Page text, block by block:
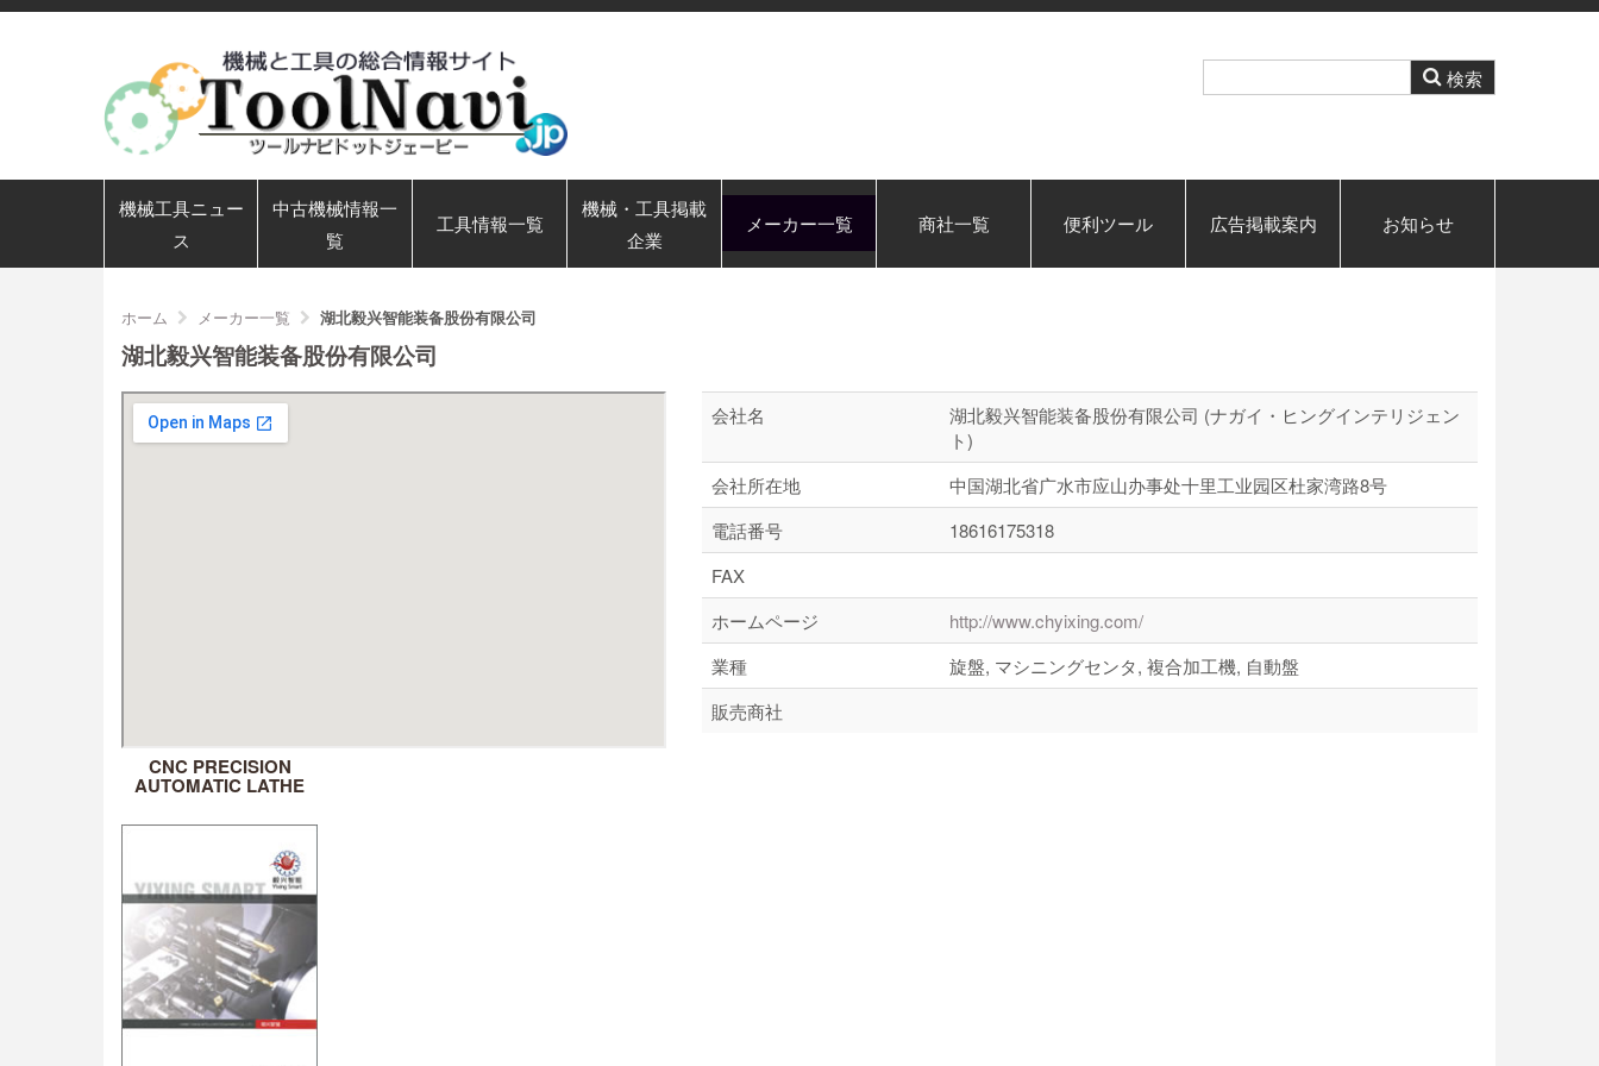
機械工具ニュー
ス
中古機械情報一
覧
工具情報一覧
機械・工具掲載
企業
メーカー一覧 商社一覧 便利ツール 広告掲載案内 お知らせ
ホーム メーカー一覧 湖北毅兴智能装备股份有限公司
湖北毅兴智能装备股份有限公司
会社名
湖北毅兴智能装备股份有限公司 (ナガイ・ヒングインテリジェン
ト)
会社所在地
中国湖北省广水市应山办事处十里工业园区杜家湾路8号
電話番号
18616175318
FAX
ホームページ
http://www.chyixing.com/
業種
旋盤, マシニングセンタ, 複合加工機, 自動盤
販売商社
CNC PRECISION
AUTOMATIC LATHE